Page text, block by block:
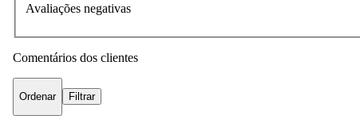
Avaliações negativas
Comentários dos clientes
Ordenar Filtrar